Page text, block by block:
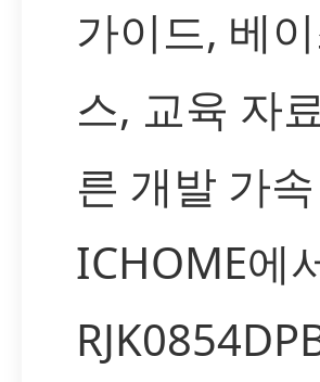
가이드, 베
스, 교육 자
른 개발 가속
ICHOME에